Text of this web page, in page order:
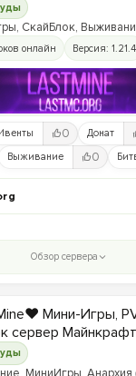
СкайБлок,
онлайн Версия: 1.21.4
Ивенты 0 Донат
Выживание 0
Обзор сервера
Мини-Игры, PVP
сервер Майнкрафт
МиниИгры, Анархия